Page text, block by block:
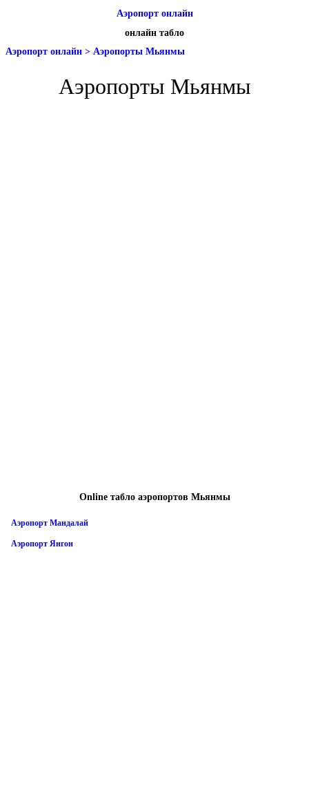
Аэропорт онлайн
онлайн табло
Аэропорт онлайн > Аэропорты Мьянмы
Аэропорты Мьянмы
Online табло аэропортов Мьянмы
Аэропорт Мандалай
Аэропорт Янгон